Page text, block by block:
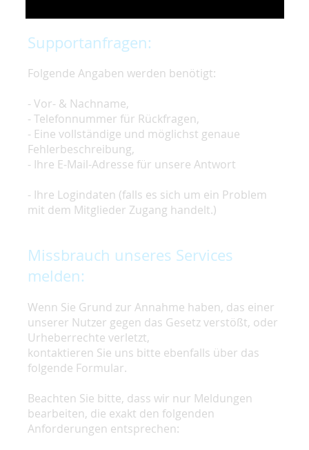
Supportanfragen:
Folgende Angaben werden benötigt:
- Vor- & Nachname,
- Telefonnummer für Rückfragen,
- Eine vollständige und möglichst genaue
Fehlerbeschreibung,
- Ihre E-Mail-Adresse für unsere Antwort
- Ihre Logindaten (falls es sich um ein Problem
mit dem Mitglieder Zugang handelt.)
Missbrauch unseres Services
melden:
Wenn Sie Grund zur Annahme haben, das einer
unserer Nutzer gegen das Gesetz verstößt, oder
Urheberrechte verletzt,
kontaktieren Sie uns bitte ebenfalls über das
folgende Formular.
Beachten Sie bitte, dass wir nur Meldungen
bearbeiten, die exakt den folgenden
Anforderungen entsprechen: